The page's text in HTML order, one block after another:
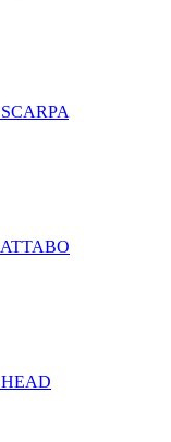
SCARPA
ATTABO
HEAD